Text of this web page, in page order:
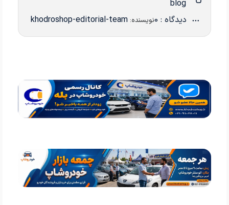
دیدگاه : 0 نویسنده: khodroshop-editorial-team